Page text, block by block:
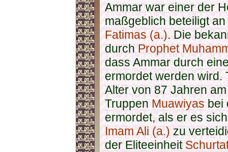
Ammar war einer der
maßgeblich beteiligt
Fatimas (a.). Die
durchProphet
dass Ammar durch
ermordet werden wird.
Alter von 87 Jahren
TruppenMuawiyasbei
ermordet, als er es
Imam Ali (a.)zu
der Eliteeinheit